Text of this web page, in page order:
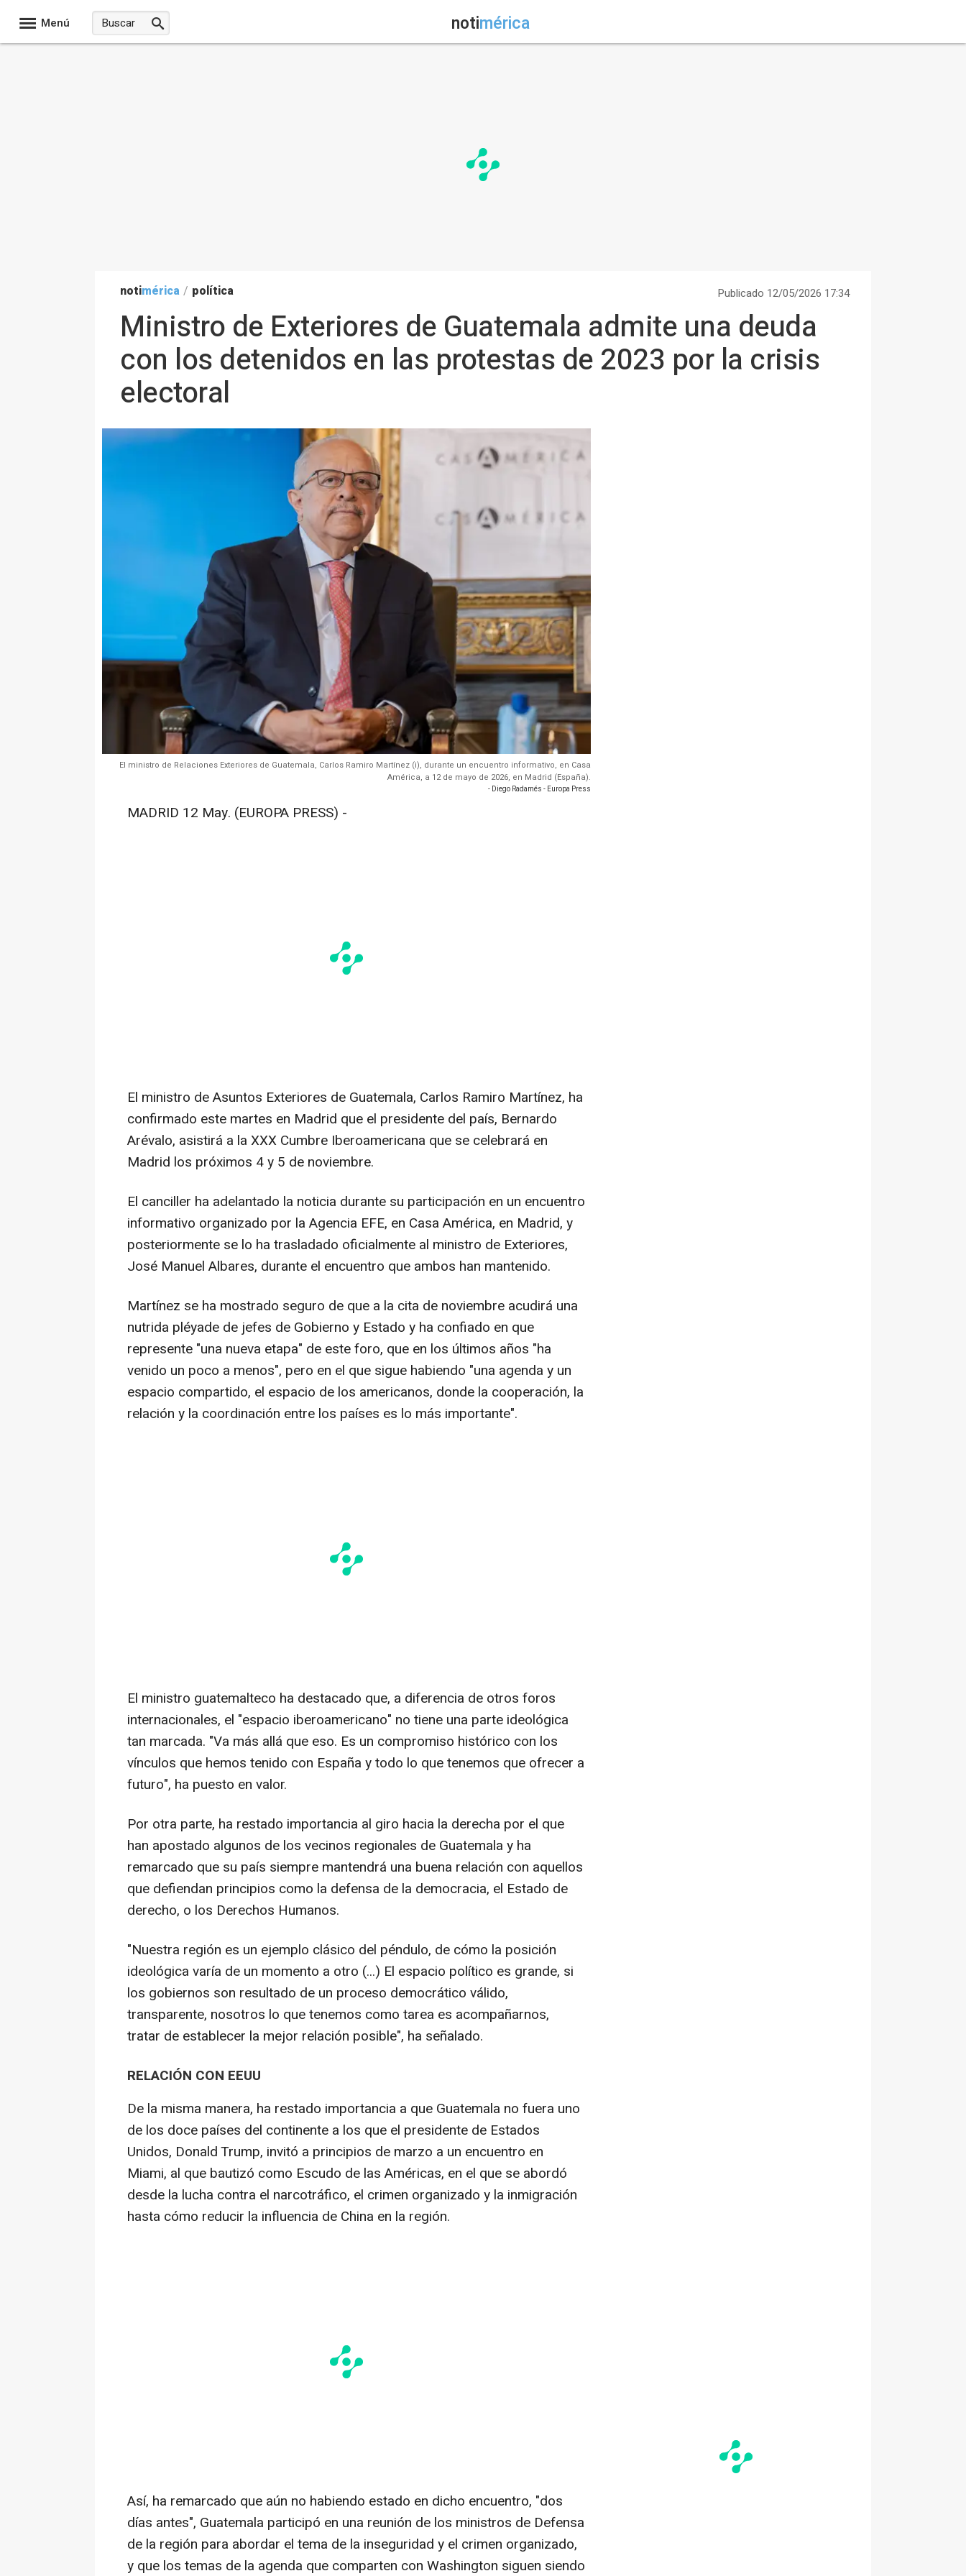
Menú notimérica
notimérica / política Publicado 12/05/2026 17:34
Ministro de Exteriores de Guatemala admite una deuda
con los detenidos en las protestas de 2023 por la crisis
electoral
El ministro de Relaciones Exteriores de Guatemala, Carlos Ramiro Martínez (i), durante un encuentro informativo, en Casa
América, a 12 de mayo de 2026, en Madrid (España).
- Diego Radamés - Europa Press
MADRID 12 May. (EUROPA PRESS) -
El ministro de Asuntos Exteriores de Guatemala, Carlos Ramiro Martínez, ha
confirmado este martes en Madrid que el presidente del país, Bernardo
Arévalo, asistirá a la XXX Cumbre Iberoamericana que se celebrará en
Madrid los próximos 4 y 5 de noviembre.
El canciller ha adelantado la noticia durante su participación en un encuentro
informativo organizado por la Agencia EFE, en Casa América, en Madrid, y
posteriormente se lo ha trasladado oficialmente al ministro de Exteriores,
José Manuel Albares, durante el encuentro que ambos han mantenido.
Martínez se ha mostrado seguro de que a la cita de noviembre acudirá una
nutrida pléyade de jefes de Gobierno y Estado y ha confiado en que
represente "una nueva etapa" de este foro, que en los últimos años "ha
venido un poco a menos", pero en el que sigue habiendo "una agenda y un
espacio compartido, el espacio de los americanos, donde la cooperación, la
relación y la coordinación entre los países es lo más importante".
El ministro guatemalteco ha destacado que, a diferencia de otros foros
internacionales, el "espacio iberoamericano" no tiene una parte ideológica
tan marcada. "Va más allá que eso. Es un compromiso histórico con los
vínculos que hemos tenido con España y todo lo que tenemos que ofrecer a
futuro", ha puesto en valor.
Por otra parte, ha restado importancia al giro hacia la derecha por el que
han apostado algunos de los vecinos regionales de Guatemala y ha
remarcado que su país siempre mantendrá una buena relación con aquellos
que defiendan principios como la defensa de la democracia, el Estado de
derecho, o los Derechos Humanos.
"Nuestra región es un ejemplo clásico del péndulo, de cómo la posición
ideológica varía de un momento a otro (...) El espacio político es grande, si
los gobiernos son resultado de un proceso democrático válido,
transparente, nosotros lo que tenemos como tarea es acompañarnos,
tratar de establecer la mejor relación posible", ha señalado.
RELACIÓN CON EEUU
De la misma manera, ha restado importancia a que Guatemala no fuera uno
de los doce países del continente a los que el presidente de Estados
Unidos, Donald Trump, invitó a principios de marzo a un encuentro en
Miami, al que bautizó como Escudo de las Américas, en el que se abordó
desde la lucha contra el narcotráfico, el crimen organizado y la inmigración
hasta cómo reducir la influencia de China en la región.
Así, ha remarcado que aún no habiendo estado en dicho encuentro, "dos
días antes", Guatemala participó en una reunión de los ministros de Defensa
de la región para abordar el tema de la inseguridad y el crimen organizado,
y que los temas de la agenda que comparten con Washington siguen siendo